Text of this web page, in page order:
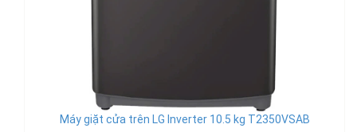
Máy giặt cửa trên LG Inverter 10.5 kg T2350VSAB